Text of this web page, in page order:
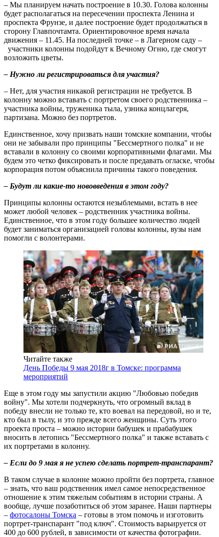
– Мы планируем начать построение в 10.30. Голова колонны
будет располагаться на пересечении проспекта Ленина и
проспекта Фрунзе, и далее построение будет продолжаться в
сторону Главпочтамта. Ориентировочное время начала
движения – 11.45. На последней точке – в Лагерном саду –
участники колонны подойдут к Вечному Огню, где смогут
возложить цветы.
– Нужно ли регистрироваться для участия?
– Нет, для участия никакой регистрации не требуется. В
колонну можно вставать с портретом своего родственника –
участника войны, труженика тыла, узника концлагеря,
партизана. Можно без портретов.
Единственное, хочу призвать наши томские компании, чтобы
они не забывали про принципы "Бессмертного полка" и не
вставали в колонну со своими корпоративными флагами. Мы
будем это четко фиксировать и после предавать огласке, чтобы
корпорация потом объяснила причины такого поведения.
– Будут ли какие-то нововведения в этом году?
Принципы колонны остаются незыблемыми, встать в нее
может любой человек – родственник участника войны.
Единственное, что в этом году большее количество людей
будет заниматься организацией головы колонны, вузы нам
помогли с волонтерами.
Читайте также
День Победы 9 мая 2018г в Томске: программа
мероприятий
Еще в этом году мы запустили акцию "Любовью победив
войну". Мы хотели подчеркнуть, что огромный вклад в
победу внесли не только те, кто воевал на передовой, но и те,
кто был в тылу, и это прежде всего женщины. Суть этого
проекта проста – можно истории бабушек и прабабушек
вносить в летопись "Бессмертного полка" и также вставать с
их портретами в колонну.
– Если до 9 мая я не успею сделать портрет-транспарант?
В таком случае в колонне можно пройти без портрета, главное
– знать, что ваш родственник имел самое непосредственное
отношение к этим тяжелым событиям в истории страны. А
вообще, лучше позаботиться об этом заранее. Наши партнеры
– фотосалоны Томска – готовы в этом помочь и изготовить
портрет-транспарант "под ключ". Стоимость варьируется от
400 до 600 рублей, в зависимости от качества фотографии.